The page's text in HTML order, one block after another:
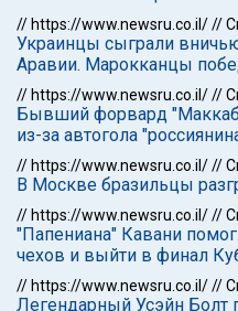
// https://www.newsru.co.il///
Украинцы сыграли
Аравии. Марокканцы
// https://www.newsru.co.il///
Бывший форвард
из-за автогола
// https://www.newsru.co.il///
В Москве бразильцы
// https://www.newsru.co.il///
"Папениана" Кавани
чехов и выйти в финал
// https://www.newsru.co.il///
Легендарный Усэйн Болт